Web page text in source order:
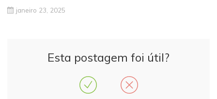
janeiro 23, 2025
Esta postagem foi útil?